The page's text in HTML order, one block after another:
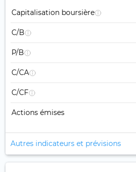
Capitalisation boursière
C/B
P/B
C/CA
C/CF
Actions émises
Autres indicateurs et prévisions